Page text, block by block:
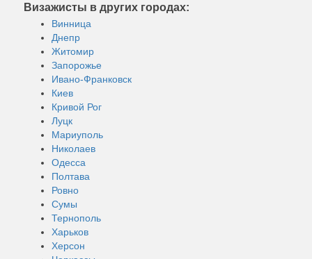
Визажисты в других городах:
Винница
Днепр
Житомир
Запорожье
Ивано-Франковск
Киев
Кривой Рог
Луцк
Мариуполь
Николаев
Одесса
Полтава
Ровно
Сумы
Тернополь
Харьков
Херсон